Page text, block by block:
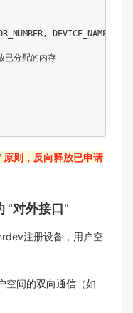
DEVICE_NAME,
分配的内存
则，反向释放已申请
"对外接口"​
注册设备，用户空
空间的双向通信（如